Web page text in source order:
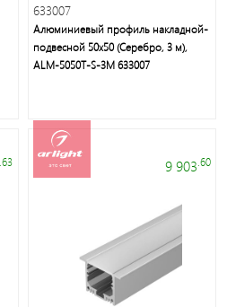
633007
Алюминиевый профиль накладной-
подвесной 50x50 (Серебро, 3 м),
ALM-5050T-S-3M 633007
.63 9 903 .60